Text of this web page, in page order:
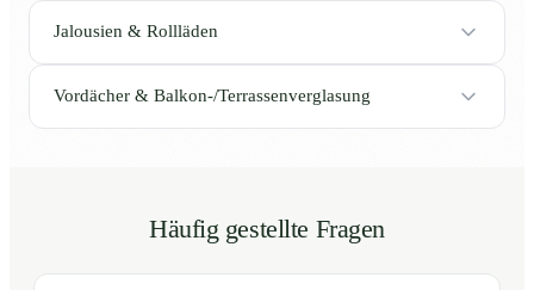
Jalousien & Rollläden
Vordächer & Balkon-/Terrassenverglasung
Häufig gestellte Fragen